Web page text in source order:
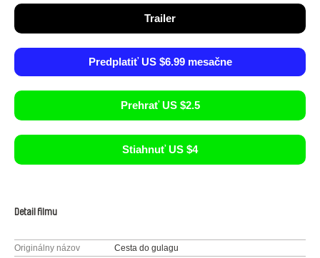
Trailer
Predplatiť US $6.99 mesačne
Prehrať US $2.5
Stiahnuť US $4
Detail filmu
Originálny názov
Cesta do gulagu